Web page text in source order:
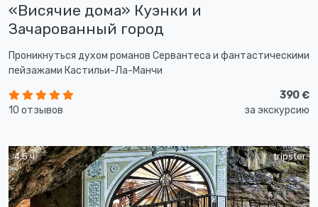
«Висячие дома» Куэнки и
Зачарованный город
Проникнуться духом романов Сервантеса и фантастическими
пейзажами Кастильи-Ла-Манчи
10 отзывов
390 €
за экскурсию
tripster
4,5 ч